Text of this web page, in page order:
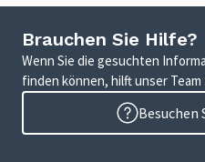
Brauchen Sie Hilfe?
Wenn Sie die gesuchten
finden können, hilft unser
Besuchen